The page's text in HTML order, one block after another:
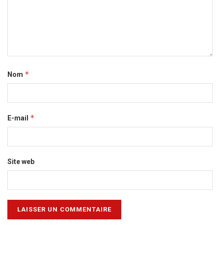
Nom *
E-mail *
Site web